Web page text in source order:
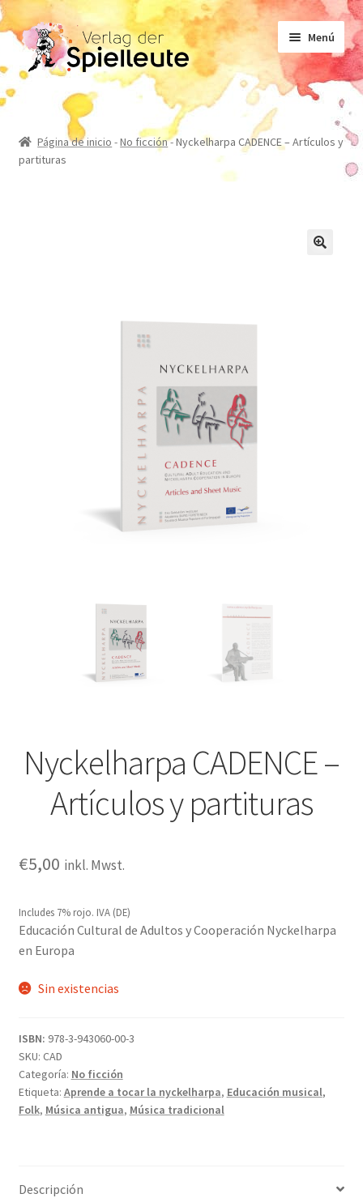
Ir
a
la
navegación
Ir
al
contenido
Menú
Partituras
Libro de texto
Página de inicio -No ficción-Nyckelharpa CADENCE – Artículos y
partituras
Nyckelharpa CADENCE –
Artículos y partituras
€5,00 inkl. Mwst.
Includes 7% rojo. IVA (DE)
Educación Cultural de Adultos y Cooperación Nyckelharpa
en Europa
Sin existencias
ISBN: 978-3-943060-00-3
SKU: CAD
Categoría: No ficción
Etiqueta: Aprende a tocar la nyckelharpa, Educación musical,
Folk, Música antigua, Música tradicional
Descripción